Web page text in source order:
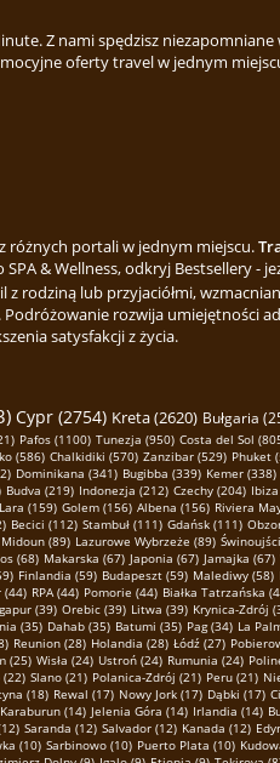
Z nami spędzisz
oferty travel w jednym
różnych portali w jednym miejscu.
& Wellness, odkryj Bestsellery -
rodziną lub przyjaciółmi,
rozwija umiejętności
satysfakcji z życia.
Cypr (2754) Kreta (2620) Bułgaria
Pafos (1100) Tunezja (950) Costa del Sol
(586) Chalkidiki (570) Zanzibar (529) Phuket
Dominikana (341) Bugibba (339) Kemer (338)
Budva (219) Indonezja (212) Czechy (204)
Lara (159) Golem (156) Albena (156) Riviera
Becici (112) Stambuł (111) Gdańsk (111)
Midoun (89) Lazurowe Wybrzeże (89)
(68) Makarska (67) Japonia (67) Jamajka (67)
Finlandia (59) Budapeszt (59) Malediwy (58)
(44) RPA (44) Pomorie (44) Białka Tatrzańska
(39) Orebic (39) Litwa (39) Krynica-Zdrój
(35) Dahab (35) Batumi (35) Pag (34) La
Reunion (28) Holandia (28) Łódź (27)
(25) Wisła (24) Ustroń (24) Rumunia (24)
(22) Slano (21) Polanica-Zdrój (21) Peru (21)
(18) Rewal (17) Nowy Jork (17) Dąbki (17)
Karaburun (14) Jelenia Góra (14) Irlandia (14)
Saranda (12) Salvador (12) Kanada (12)
(10) Sarbinowo (10) Puerto Plata (10)